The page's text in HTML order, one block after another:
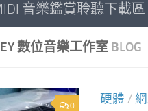
音樂鑑賞聆聽下載區
數位音樂工作室 BLOG
0 硬體 /